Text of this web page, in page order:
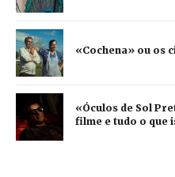
«Cochena» ou os
«Óculos de Sol
filme e tudo o que